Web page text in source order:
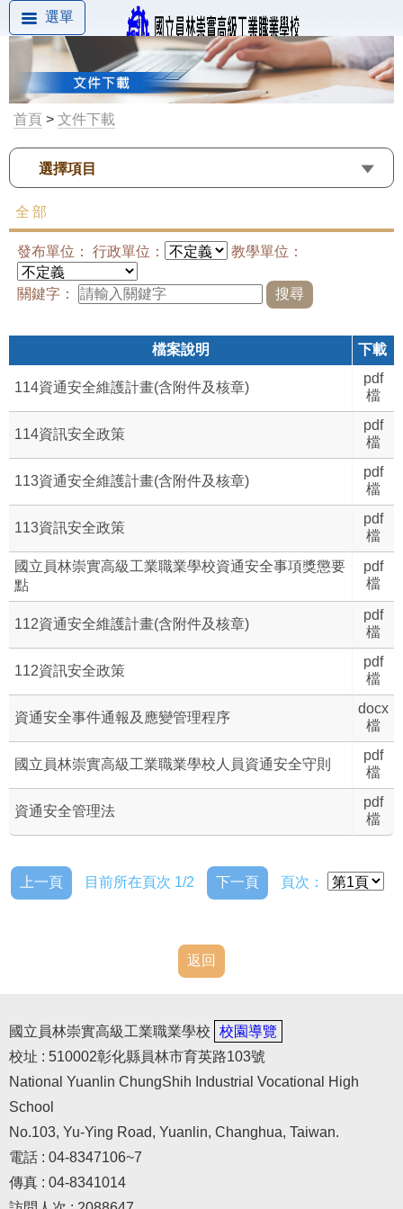
選單
首頁 > 文件下載
選擇項目
全部
發布單位： 行政單位： 教學單位：
關鍵字：
檔案說明 下載
114資通安全維護計畫(含附件及核章)
pdf
檔
114資訊安全政策
pdf
檔
113資通安全維護計畫(含附件及核章)
pdf
檔
113資訊安全政策
pdf
檔
國立員林崇實高級工業職業學校資通安全事項獎懲要
點
pdf
檔
112資通安全維護計畫(含附件及核章)
pdf
檔
112資訊安全政策
pdf
檔
資通安全事件通報及應變管理程序
docx
檔
國立員林崇實高級工業職業學校人員資通安全守則
pdf
檔
資通安全管理法
pdf
檔
上一頁 目前所在頁次 1/2 下一頁 頁次：
返回
國立員林崇實高級工業職業學校
校園導覽
校址 : 510002彰化縣員林市育英路103號
National Yuanlin ChungShih Industrial Vocational High
School
No.103, Yu-Ying Road, Yuanlin, Changhua, Taiwan.
電話 : 04-8347106~7
傳真 : 04-8341014